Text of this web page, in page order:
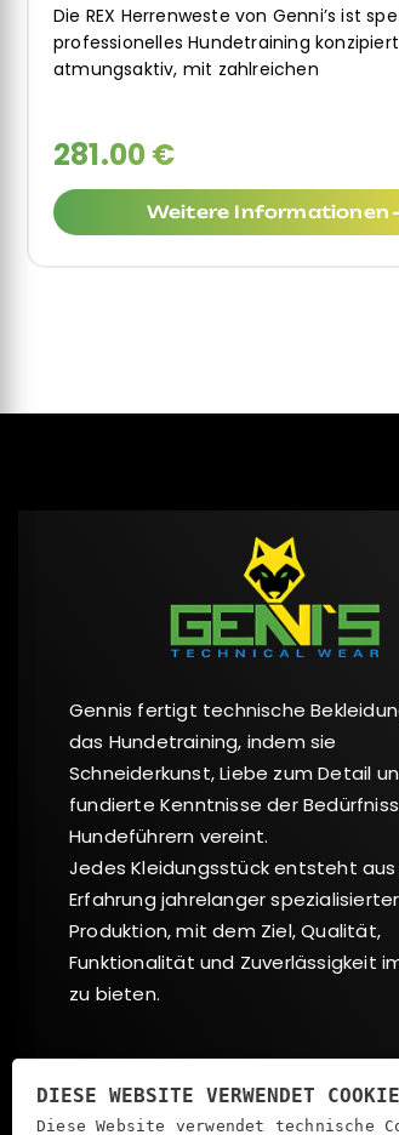
Die Herrenweste DINGO von
Professionelles
strapazierfähig, ausgestattet mit
258.00 €
Weitere
Gennis fertigt technische
das Hundetraining, indem sie
Schneiderkunst, Liebe zum Detail
fundierte Kenntnisse der
Hundeführern vereint.
Jedes Kleidungsstück entsteht
Erfahrung jahrelanger spezialisierter
Produktion, mit dem Ziel, Qualität,
Funktionalität und Zuverlässigkeit
zu bieten.
Sozial
DIESE WEBSITE VERWENDET
Diese Website verwendet technische